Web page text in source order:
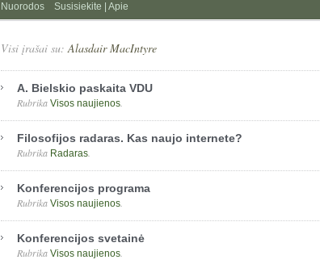
Nuorodos
Susisiekite | Apie
Visi įrašai su:Alasdair MacIntyre
A. Bielskio paskaita VDU
Rubrika Visos naujienos
Filosofijos radaras. Kas naujo internete?
Rubrika Radaras
Konferencijos programa
Rubrika Visos naujienos
Konferencijos svetainė
Rubrika Visos naujienos